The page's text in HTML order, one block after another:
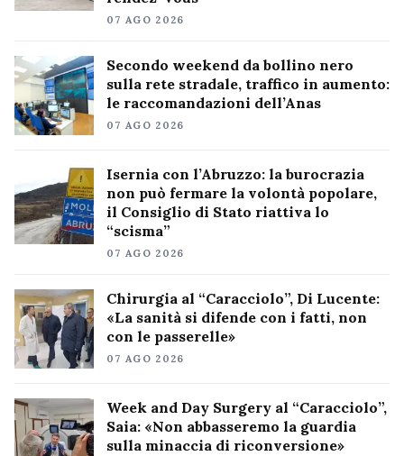
07 AGO 2026
Secondo weekend da bollino nero
sulla rete stradale, traffico in aumento:
le raccomandazioni dell’Anas
07 AGO 2026
Isernia con l’Abruzzo: la burocrazia
non può fermare la volontà popolare,
il Consiglio di Stato riattiva lo
“scisma”
07 AGO 2026
Chirurgia al “Caracciolo”, Di Lucente:
«La sanità si difende con i fatti, non
con le passerelle»
07 AGO 2026
Week and Day Surgery al “Caracciolo”,
Saia: «Non abbasseremo la guardia
sulla minaccia di riconversione»